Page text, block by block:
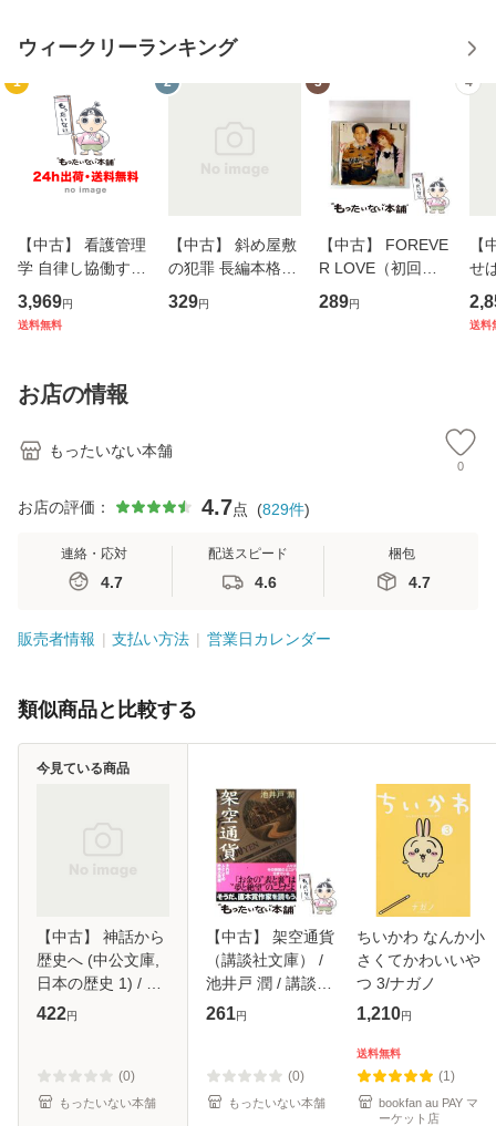
ウィークリーランキング
1
【中古】 看護管理
学 自律し協働する
専門職の看護マネ
ジメントスキル 改
恵 藤本幸三 / 南江
堂 [単行
3,969円
送料無料
2
【中古】 斜め屋敷
の犯罪 長編本格推
理小説 (光文社文
庫) / 島田荘司 / 光
329円
3
【中古】 FOREVE
R LOVE（初回生
産限定盤） / 清水
翔太×加藤ミリヤ /
289円
4
【
せ
タ
送料
お店の情報
もったいない本舗
0
お店の評価： 4.7点 (829件)
連絡・応対
4.7
配送スピード
4.6
梱包
4.7
販売者情報 支払い方法 営業日カレンダー
類似商品と比較する
【中古】 神話から
歴史へ (中公文庫,
日本の歴史 1) / 井
上光貞 / 中央公論
422円
(0)
もったいない本舗
今見ている商品
【中古】 架空通貨
（講談社文庫） /
池井戸 潤 / 講談社
[文庫]【メール便送
261円
(0)
もったいない本舗
ちいかわ なんか小
さくてかわいいや
つ 3/ナガノ
1,210円
送料無料
(1)
bookfan au PAY マ
ーケット店